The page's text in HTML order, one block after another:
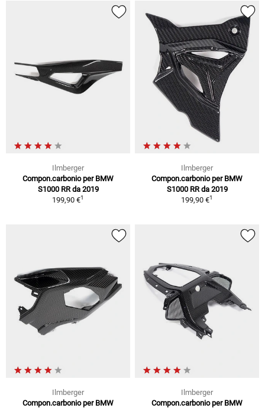
Ilmberger
Compon.carbonio per BMW
S1000 RR da 2019
199,90 €1
Ilmberger
Compon.carbonio per BMW
S1000 RR da 2019
199,90 €1
Ilmberger
Compon.carbonio per BMW
Ilmberger
Compon.carbonio per BMW